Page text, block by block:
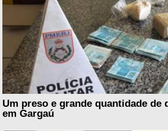
Um preso e grande quantidade de
em Gargaú